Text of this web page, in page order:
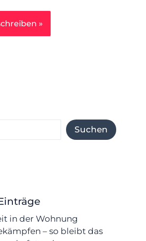
Suchen
in der Wohnung
– so bleibt das